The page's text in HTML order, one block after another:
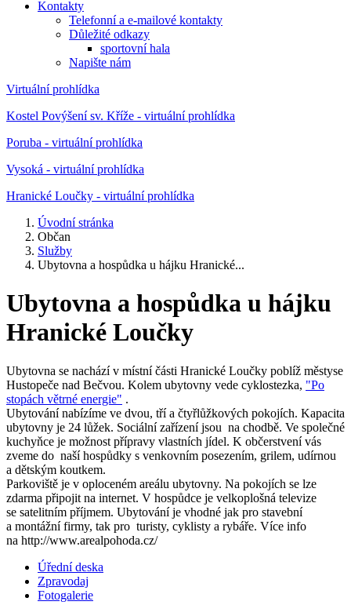
Kontakty
Telefonní a e-mailové kontakty
Důležité odkazy
sportovní hala
Napište nám
Virtuální prohlídka
Kostel Povýšení sv. Kříže - virtuální prohlídka
Poruba - virtuální prohlídka
Vysoká - virtuální prohlídka
Hranické Loučky - virtuální prohlídka
Úvodní stránka
Občan
Služby
Ubytovna a hospůdka u hájku Hranické...
Ubytovna a hospůdka u hájku
Hranické Loučky
Ubytovna se nachází v místní části Hranické Loučky poblíž městyse
Hustopeče nad Bečvou. Kolem ubytovny vede cyklostezka, "Po
stopách větrné energie" .
Ubytování nabízíme ve dvou, tří a čtyřlůžkových pokojích. Kapacita
ubytovny je 24 lůžek. Sociální zařízení jsou na chodbě. Ve společné
kuchyňce je možnost přípravy vlastních jídel. K občerstvení vás
zveme do naší hospůdky s venkovním posezením, grilem, udírnou
a dětským koutkem.
Parkoviště je v oploceném areálu ubytovny. Na pokojích se lze
zdarma připojit na internet. V hospůdce je velkoplošná televize
se satelitním příjmem. Ubytování je vhodné jak pro stavební
a montážní firmy, tak pro turisty, cyklisty a rybáře. Více info
na http://www.arealpohoda.cz/
Úřední deska
Zpravodaj
Fotogalerie